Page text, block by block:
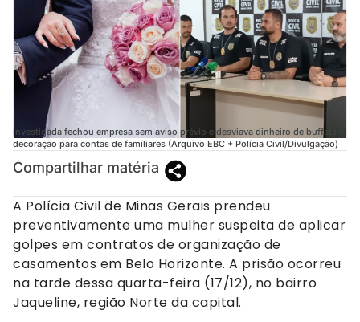
Investigada fechou empresa sem aviso prévio e desviava dinheiro de buffets e
decoração para contas de familiares (Arquivo EBC + Polícia Civil/Divulgação)
Compartilhar matéria
A Polícia Civil de Minas Gerais prendeu
preventivamente uma mulher suspeita de aplicar
golpes em contratos de organização de
casamentos em Belo Horizonte. A prisão ocorreu
na tarde dessa quarta-feira (17/12), no bairro
Jaqueline, região Norte da capital.